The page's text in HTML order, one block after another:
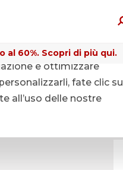
60%. Scopri di più qui.
e ottimizzare
fate clic su
all’uso delle nostre